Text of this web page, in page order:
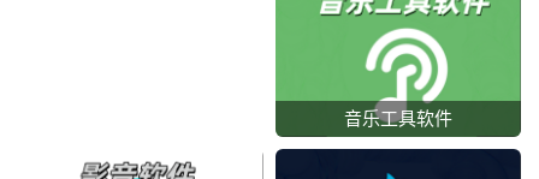
音乐工具软件